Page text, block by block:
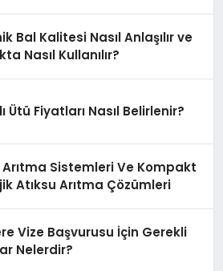
Bal Kalitesi Nasıl Anlaşılır ve
Nasıl Kullanılır?
Ütü Fiyatları Nasıl Belirlenir?
Sistemleri Ve Kompakt
Atıksu Arıtma Çözümleri
Vize Başvurusu İçin Gerekli
Nelerdir?